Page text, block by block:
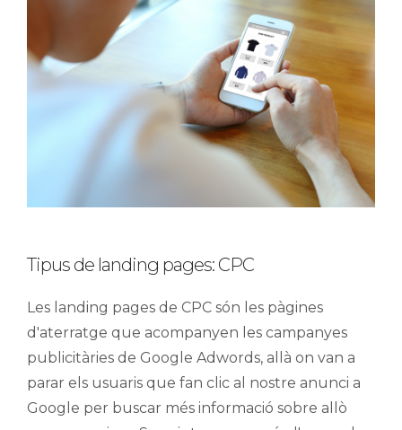
Tipus de landing pages: CPC
Les landing pages de CPC són les pàgines
d'aterratge que acompanyen les campanyes
publicitàries de Google Adwords, allà on van a
parar els usuaris que fan clic al nostre anunci a
Google per buscar més informació sobre allò